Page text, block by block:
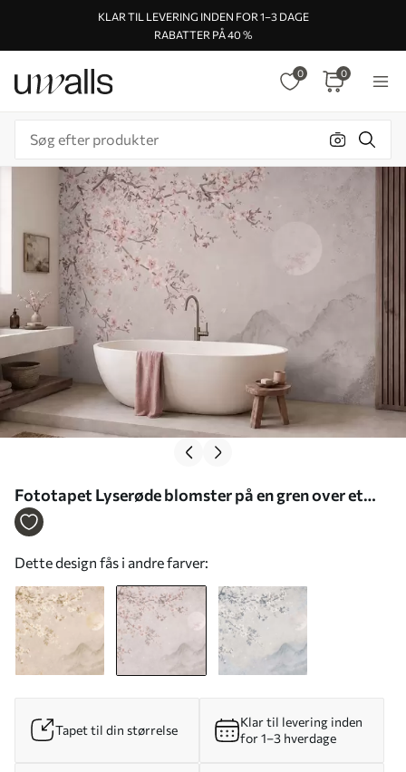
KLAR TIL LEVERING INDEN FOR 1–3 DAGE
RABATTER PÅ 40 %
0 0
Fototapet Lyserøde blomster på en gren over et
fredfyldt bjerglandskab Nr. w05695v1
Dette design fås i andre farver:
Tapet til din størrelse
Klar til levering inden
for 1–3 hverdage